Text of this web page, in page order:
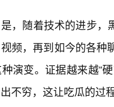
，随着技术的进步
频，再到如今的各
演变。证据越来越“
不穷，这让吃瓜的过